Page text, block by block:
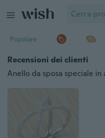
Popolare
Recensioni dei clienti